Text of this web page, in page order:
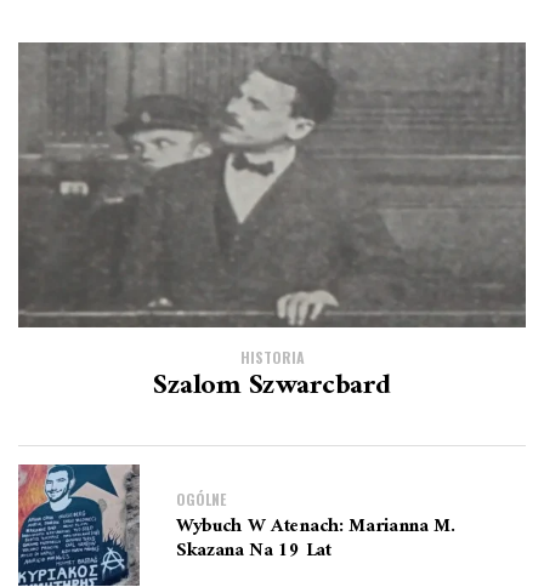
HISTORIA
Szalom Szwarcbard
OGÓLNE
Wybuch W Atenach: Marianna M.
Skazana Na 19 Lat